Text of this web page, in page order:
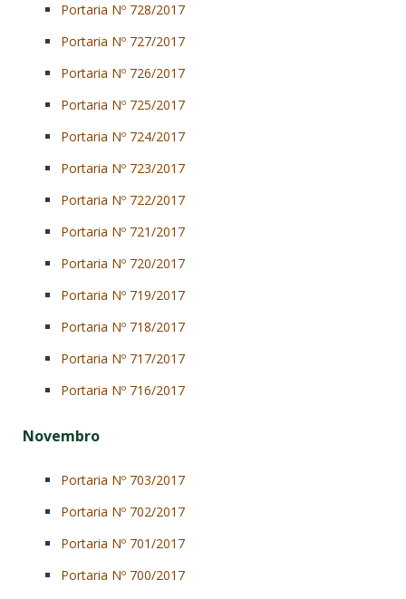
Portaria Nº 728/2017
Portaria Nº 727/2017
Portaria Nº 726/2017
Portaria Nº 725/2017
Portaria Nº 724/2017
Portaria Nº 723/2017
Portaria Nº 722/2017
Portaria Nº 721/2017
Portaria Nº 720/2017
Portaria Nº 719/2017
Portaria Nº 718/2017
Portaria Nº 717/2017
Portaria Nº 716/2017
Novembro
Portaria Nº 703/2017
Portaria Nº 702/2017
Portaria Nº 701/2017
Portaria Nº 700/2017